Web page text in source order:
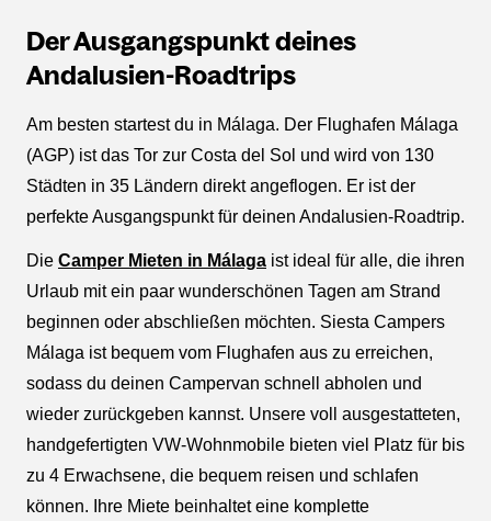
Der Ausgangspunkt deines
Andalusien-Roadtrips
Am besten startest du in Málaga. Der Flughafen Málaga
(AGP) ist das Tor zur Costa del Sol und wird von 130
Städten in 35 Ländern direkt angeflogen. Er ist der
perfekte Ausgangspunkt für deinen Andalusien-Roadtrip.
Die Camper Mieten in Málaga ist ideal für alle, die ihren
Urlaub mit ein paar wunderschönen Tagen am Strand
beginnen oder abschließen möchten. Siesta Campers
Málaga ist bequem vom Flughafen aus zu erreichen,
sodass du deinen Campervan schnell abholen und
wieder zurückgeben kannst. Unsere voll ausgestatteten,
handgefertigten VW-Wohnmobile bieten viel Platz für bis
zu 4 Erwachsene, die bequem reisen und schlafen
können. Ihre Miete beinhaltet eine komplette